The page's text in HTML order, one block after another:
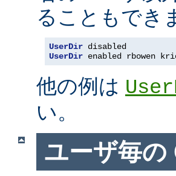
ることもでき
UserDir disabled
UserDir enabled rbowen
他の例は
い。
ユーザ毎の